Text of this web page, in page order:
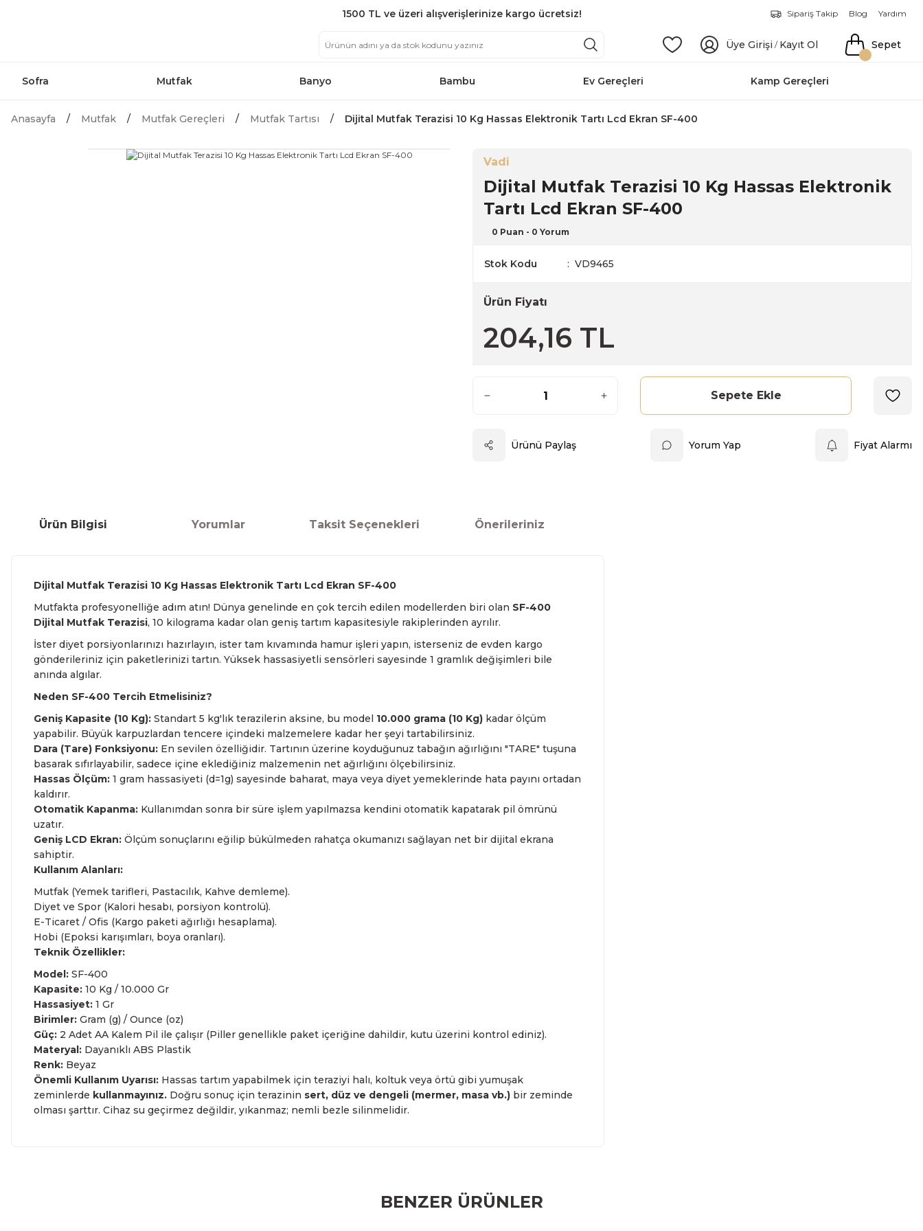
1500 TL ve üzeri alışverişlerinize kargo ücretsiz! Sipariş Takip Blog Yardım
Üye Girişi / Kayıt Ol Sepet
Sofra Mutfak Banyo Bambu Ev Gereçleri Kamp Gereçleri
Anasayfa Mutfak Mutfak Gereçleri Mutfak Tartısı Dijital Mutfak Terazisi 10 Kg Hassas Elektronik Tartı Lcd Ekran SF-400
Vadi
Dijital Mutfak Terazisi 10 Kg Hassas Elektronik
Tartı Lcd Ekran SF-400
0 Puan - 0 Yorum
Stok Kodu VD9465
Ürün Fiyatı
204,16 TL
Sepete Ekle
Ürünü Paylaş Yorum Yap Fiyat Alarmı
Ürün Bilgisi Yorumlar Taksit Seçenekleri Önerileriniz
Dijital Mutfak Terazisi 10 Kg Hassas Elektronik Tartı Lcd Ekran SF-400
Mutfakta profesyonelliğe adım atın! Dünya genelinde en çok tercih edilen modellerden biri olan SF-400
Dijital Mutfak Terazisi, 10 kilograma kadar olan geniş tartım kapasitesiyle rakiplerinden ayrılır.
İster diyet porsiyonlarınızı hazırlayın, ister tam kıvamında hamur işleri yapın, isterseniz de evden kargo
gönderileriniz için paketlerinizi tartın. Yüksek hassasiyetli sensörleri sayesinde 1 gramlık değişimleri bile
anında algılar.
Neden SF-400 Tercih Etmelisiniz?
Geniş Kapasite (10 Kg): Standart 5 kg'lık terazilerin aksine, bu model 10.000 grama (10 Kg) kadar ölçüm
yapabilir. Büyük karpuzlardan tencere içindeki malzemelere kadar her şeyi tartabilirsiniz.
Dara (Tare) Fonksiyonu: En sevilen özelliğidir. Tartının üzerine koyduğunuz tabağın ağırlığını "TARE" tuşuna
basarak sıfırlayabilir, sadece içine eklediğiniz malzemenin net ağırlığını ölçebilirsiniz.
Hassas Ölçüm: 1 gram hassasiyeti (d=1g) sayesinde baharat, maya veya diyet yemeklerinde hata payını ortadan
kaldırır.
Otomatik Kapanma: Kullanımdan sonra bir süre işlem yapılmazsa kendini otomatik kapatarak pil ömrünü
uzatır.
Geniş LCD Ekran: Ölçüm sonuçlarını eğilip bükülmeden rahatça okumanızı sağlayan net bir dijital ekrana
sahiptir.
Kullanım Alanları:
Mutfak (Yemek tarifleri, Pastacılık, Kahve demleme).
Diyet ve Spor (Kalori hesabı, porsiyon kontrolü).
E-Ticaret / Ofis (Kargo paketi ağırlığı hesaplama).
Hobi (Epoksi karışımları, boya oranları).
Teknik Özellikler:
Model: SF-400
Kapasite: 10 Kg / 10.000 Gr
Hassasiyet: 1 Gr
Birimler: Gram (g) / Ounce (oz)
Güç: 2 Adet AA Kalem Pil ile çalışır (Piller genellikle paket içeriğine dahildir, kutu üzerini kontrol ediniz).
Materyal: Dayanıklı ABS Plastik
Renk: Beyaz
Önemli Kullanım Uyarısı: Hassas tartım yapabilmek için teraziyi halı, koltuk veya örtü gibi yumuşak
zeminlerde kullanmayınız. Doğru sonuç için terazinin sert, düz ve dengeli (mermer, masa vb.) bir zeminde
olması şarttır. Cihaz su geçirmez değildir, yıkanmaz; nemli bezle silinmelidir.
BENZER ÜRÜNLER